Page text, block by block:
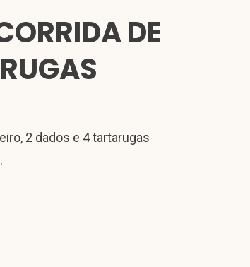
DE
2 dados e 4 tartarugas